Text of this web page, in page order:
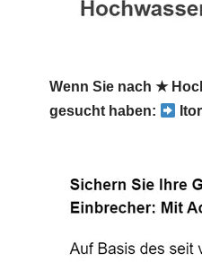
Wenn Sie nach ★
gesucht haben: